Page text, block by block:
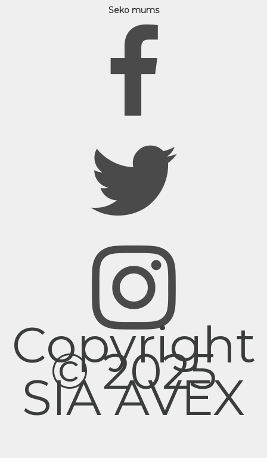
Seko mums
Copyright
© 2025
SIA AVEX